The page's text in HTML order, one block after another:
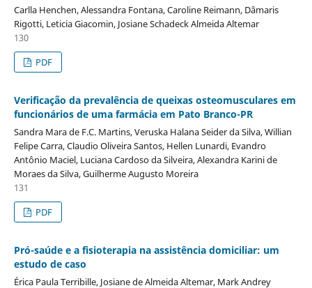
Carlla Henchen, Alessandra Fontana, Caroline Reimann, Dâmaris
Rigotti, Leticia Giacomin, Josiane Schadeck Almeida Altemar
130
PDF
Verificação da prevalência de queixas osteomusculares em
funcionários de uma farmácia em Pato Branco-PR
Sandra Mara de F.C. Martins, Veruska Halana Seider da Silva, Willian
Felipe Carra, Claudio Oliveira Santos, Hellen Lunardi, Evandro
Antônio Maciel, Luciana Cardoso da Silveira, Alexandra Karini de
Moraes da Silva, Guilherme Augusto Moreira
131
PDF
Pró-saúde e a fisioterapia na assistência domiciliar: um
estudo de caso
Érica Paula Terribille, Josiane de Almeida Altemar, Mark Andrey